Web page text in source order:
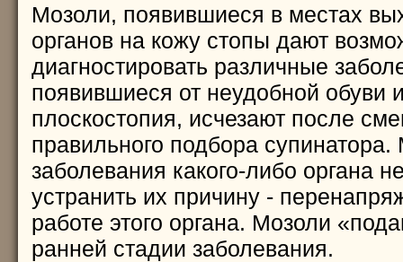
Мозоли, появившиеся в местах
органов на кожу стопы дают
диагностировать различные
появившиеся от неудобной обуви
плоскостопия, исчезают после
правильного подбора супинатора.
заболевания какого-либо органа
устранить их причину -
работе этого органа. Мозоли
ранней стадии заболевания.